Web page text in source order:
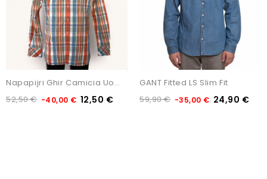
Napapijri Ghir Camicia Uomo...
52,50 € -40,00 € 12,50 €
GANT Fitted LS Slim Fit
59,90 € -35,00 € 24,90 €